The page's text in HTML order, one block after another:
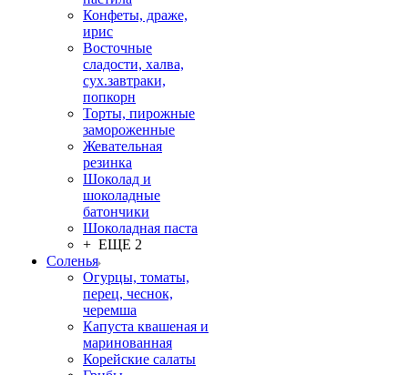
Конфеты, драже,
ирис
Восточные
сладости, халва,
сух.завтраки,
попкорн
Торты, пирожные
замороженные
Жевательная
резинка
Шоколад и
шоколадные
батончики
Шоколадная паста
+ ЕЩЕ 2
Соленья
Огурцы, томаты,
перец, чеснок,
черемша
Капуста квашеная и
маринованная
Корейские салаты